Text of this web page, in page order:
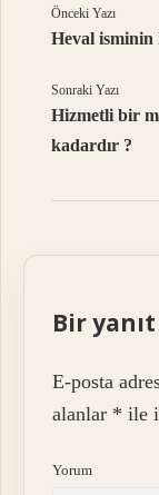
Önceki Yazı
Heval
Sonraki Yazı
Hizmetli bir
kadardır ?
Bir yanıt
E-posta
alanlar * ile
Yorum